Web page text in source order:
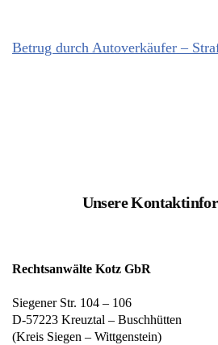
Betrug durch Autoverkäufer –
Unsere
Rechtsanwälte Kotz GbR
Siegener Str. 104 – 106
D-57223 Kreuztal – Buschhütten
(Kreis Siegen – Wittgenstein)